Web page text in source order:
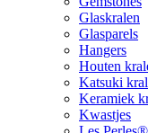
Glaskralen
Glasparels
Hangers
Houten
Katsuki
Keramiek
Kwastjes